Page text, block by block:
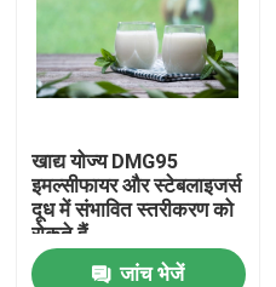
खाद्य योज्य DMG95
इमल्सीफायर और स्टेबलाइजर्स
दूध में संभावित स्तरीकरण को
रोकते हैं
जांच भेजें